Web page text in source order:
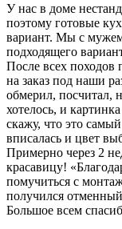
У нас в доме
поэтому готовые
вариант. Мы с
подходящего
После всех
на заказ под наши
обмерил, посчитал,
хотелось, и
скажу, что это
вписалась и цвет
Примерно через 2
красавицу!
помучиться с
получился
Большое всем